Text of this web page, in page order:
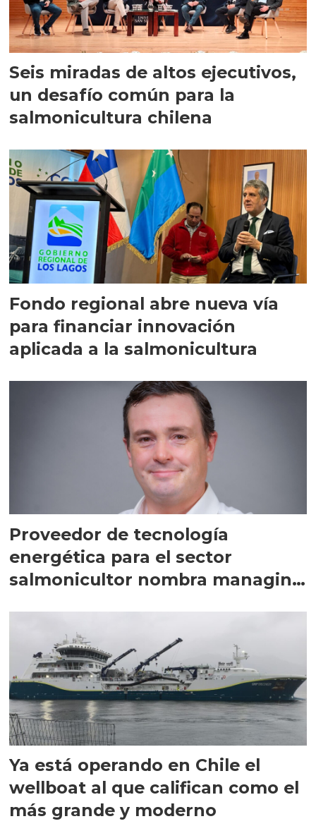
Seis miradas de altos ejecutivos,
un desafío común para la
salmonicultura chilena
Fondo regional abre nueva vía
para financiar innovación
aplicada a la salmonicultura
Proveedor de tecnología
energética para el sector
salmonicultor nombra managing
Ya está operando en Chile el
wellboat al que califican como el
más grande y moderno